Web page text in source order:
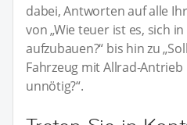
dabei, Antworten auf alle
von „Wie teuer ist es, sich
aufzubauen?“ bis hin zu
Fahrzeug mit Allrad-
unnötig?“.